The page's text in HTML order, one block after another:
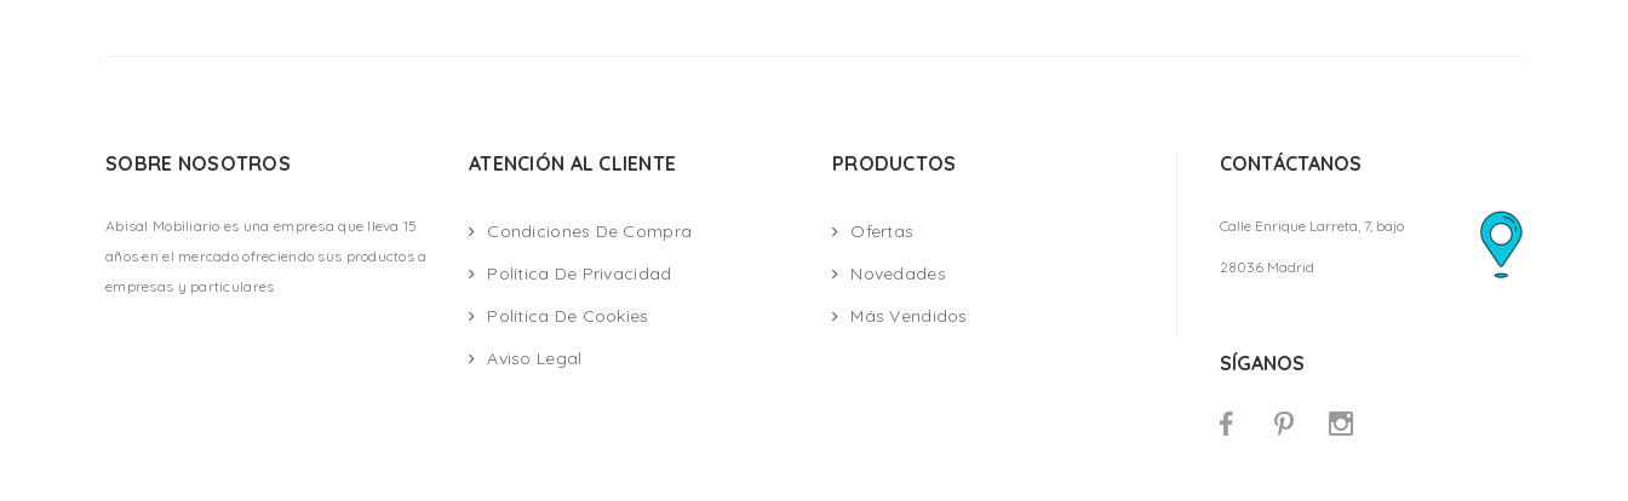
SOBRE NOSOTROS
Abisal Mobiliario es una empresa que lleva 15
años en el mercado ofreciendo sus productos a
empresas y particulares
ATENCIÓN AL CLIENTE
Condiciones De Compra
Política De Privacidad
Política De Cookies
Aviso Legal
PRODUCTOS
Ofertas
Novedades
Más Vendidos
CONTÁCTANOS
Calle Enrique Larreta, 7, bajo
28036 Madrid
SÍGANOS